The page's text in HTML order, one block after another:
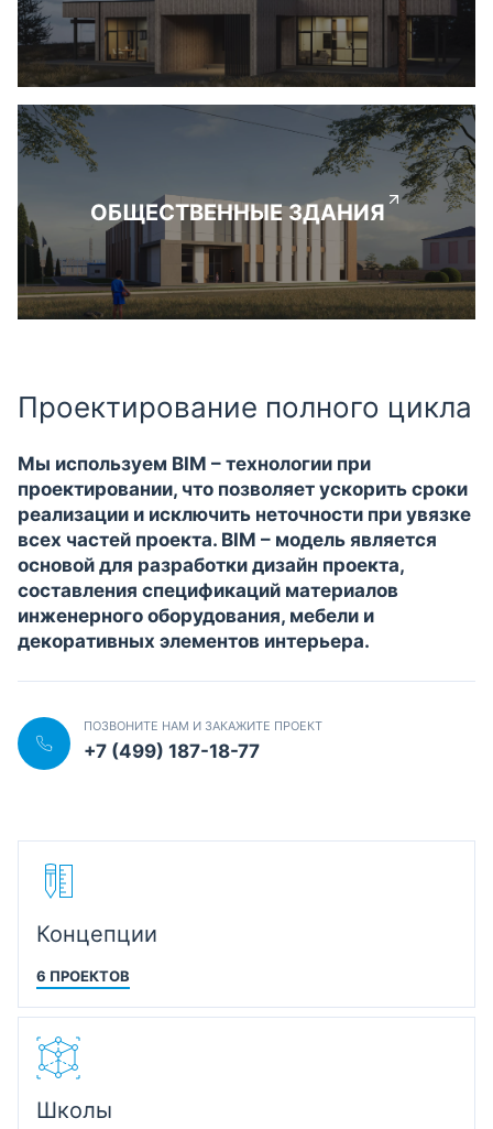
ОБЩЕСТВЕННЫЕ ЗДАНИЯ
Проектирование полного цикла
Мы используем BIM – технологии при
проектировании, что позволяет ускорить сроки
реализации и исключить неточности при увязке
всех частей проекта. BIM – модель является
основой для разработки дизайн проекта,
составления спецификаций материалов
инженерного оборудования, мебели и
декоративных элементов интерьера.
ПОЗВОНИТЕ НАМ И ЗАКАЖИТЕ ПРОЕКТ
+7 (499) 187-18-77
Концепции
6 ПРОЕКТОВ
Школы